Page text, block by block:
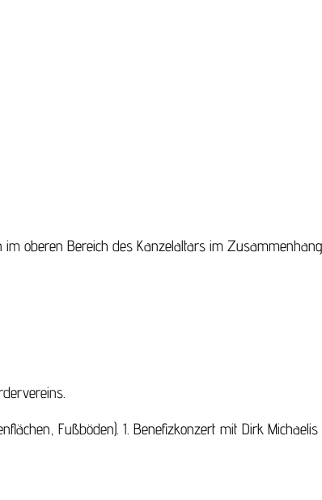
oberen Bereich des Kanzelaltars im
Fußböden). 1. Benefizkonzert mit Dirk